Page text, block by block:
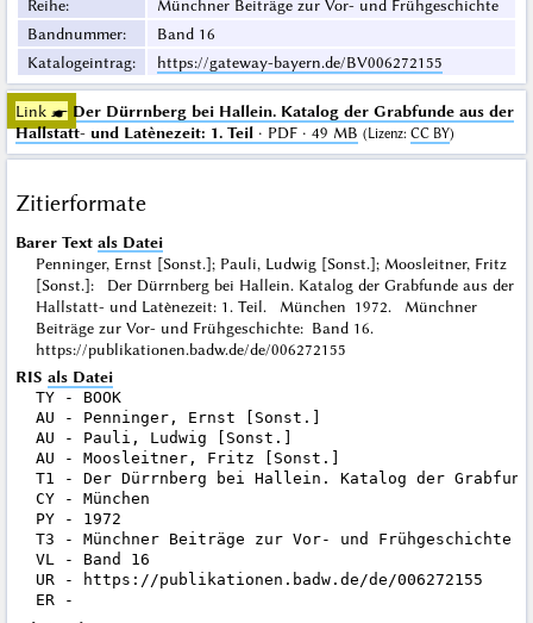
Reihe:
Münchner Beiträge zur Vor- und Frühgeschichte
Bandnummer:
Band 16
Katalogeintrag: https://gateway-bayern.de/BV006272155
Link ☛ Der Dürrnberg bei Hallein. Katalog der Grabfunde aus der
Hallstatt- und Latènezeit: 1. Teil· PDF · 49 MB (Lizenz: CC BY)
Zitierformate
Barer Text als Datei
Penninger, Ernst [Sonst.]; Pauli, Ludwig [Sonst.]; Moosleitner, Fritz
[Sonst.]: Der Dürrnberg bei Hallein. Katalog der Grabfunde aus der
Hallstatt- und Latènezeit: 1. Teil. München 1972. Münchner
Beiträge zur Vor- und Frühgeschichte: Band 16.
https://publikationen.badw.de/de/006272155
RIS als Datei
TY - BOOK
AU - Penninger, Ernst [Sonst.]
AU - Pauli, Ludwig [Sonst.]
AU - Moosleitner, Fritz [Sonst.]
T1 - Der Dürrnberg bei Hallein. Katalog der
CY - München
PY - 1972
T3 - Münchner Beiträge zur Vor- und Frühgeschichte
VL - Band 16
UR - https://publikationen.badw.de/de/006272155